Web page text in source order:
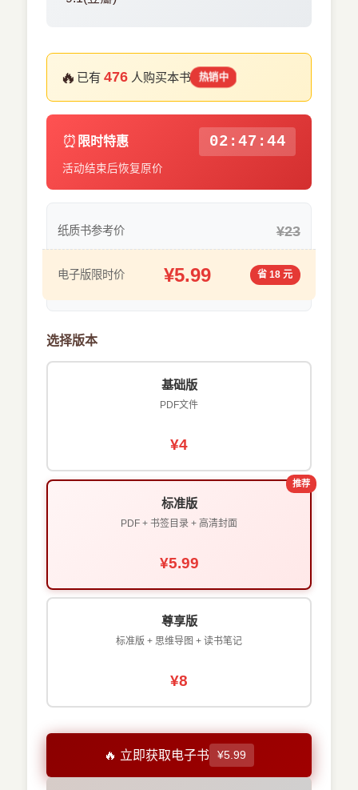
🔥 已有476 人购买本书 热销中
⏰ 限时特惠 02:47:43
活动结束后恢复原价
纸质书参考价 ¥23
电子版限时价 ¥5.99 省 18 元
选择版本
基础版
PDF文件
¥4
推荐
标准版
PDF + 书签目录 + 高清封面
¥5.99
尊享版
标准版 + 思维导图 + 读书笔记
¥8
🔥 立即获取电子书 ¥5.99